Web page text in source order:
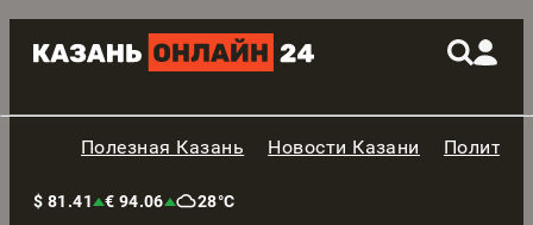
Полезная Казань Новости Казани
$ 81.41 € 94.06 28°C